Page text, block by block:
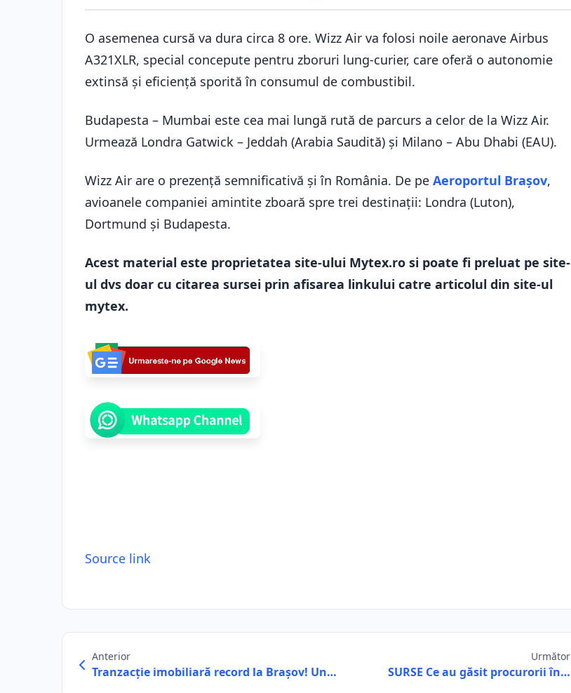
O asemenea cursă va dura circa 8 ore. Wizz Air va folosi noile aeronave Airbus
A321XLR, special concepute pentru zboruri lung-curier, care oferă o autonomie
extinsă și eficiență sporită în consumul de combustibil.
Budapesta – Mumbai este cea mai lungă rută de parcurs a celor de la Wizz Air.
Urmează Londra Gatwick – Jeddah (Arabia Saudită) și Milano – Abu Dhabi (EAU).
Wizz Air are o prezență semnificativă și în România. De pe Aeroportul Braşov,
avioanele companiei amintite zboară spre trei destinaţii: Londra (Luton),
Dortmund şi Budapesta.
Acest material este proprietatea site-ului Mytex.ro si poate fi preluat pe site-
ul dvs doar cu citarea sursei prin afisarea linkului catre articolul din site-ul
mytex.
Source link
Anterior
Tranzacţie imobiliară record la Braşov! Un…
Următor
SURSE Ce au găsit procurorii în…